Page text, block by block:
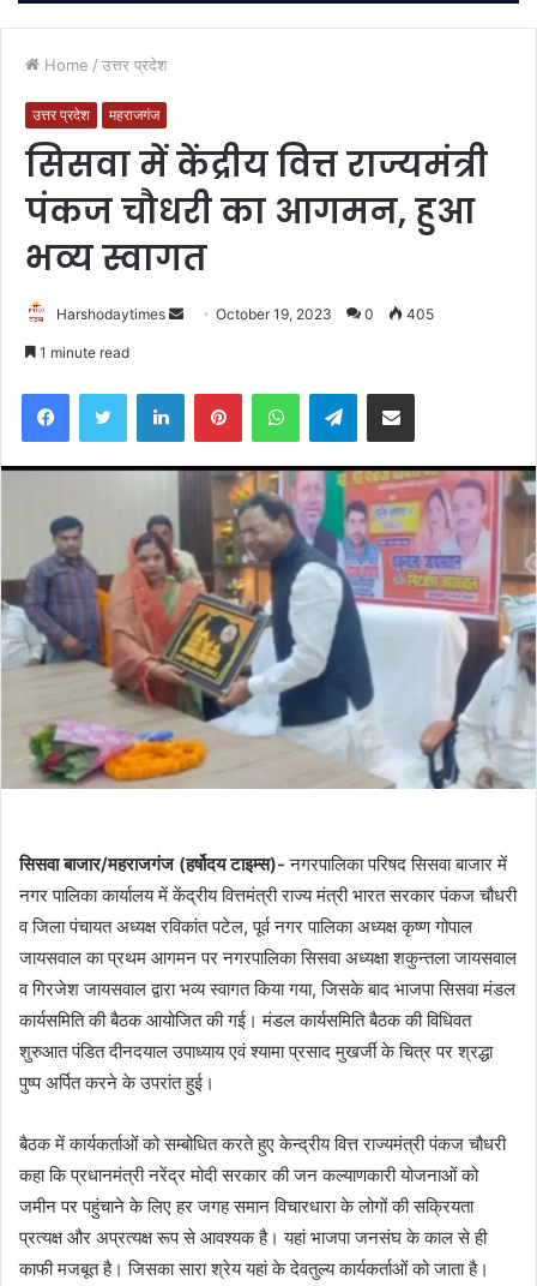
Home / उत्तर प्रदेश
उत्तर प्रदेश महराजगंज
सिसवा में केंद्रीय वित्त राज्यमंत्री
पंकज चौधरी का आगमन, हुआ
भव्य स्वागत
Harshodaytimes
SendOctober 19, 2023 0 405
1 minute read
FacebookTwitter LinkedInPinterestWhatsAppTelegramShare via Email
सिसवा बाजार/महराजगंज (हर्षोदय टाइम्स)- नगरपालिका परिषद सिसवा बाजार में
नगर पालिका कार्यालय में केंद्रीय वित्तमंत्री राज्य मंत्री भारत सरकार पंकज चौधरी
व जिला पंचायत अध्यक्ष रविकांत पटेल, पूर्व नगर पालिका अध्यक्ष कृष्ण गोपाल
जायसवाल का प्रथम आगमन पर नगरपालिका सिसवा अध्यक्षा शकुन्तला जायसवाल
व गिरजेश जायसवाल द्वारा भव्य स्वागत किया गया, जिसके बाद भाजपा सिसवा मंडल
कार्यसमिति की बैठक आयोजित की गई। मंडल कार्यसमिति बैठक की विधिवत
शुरुआत पंडित दीनदयाल उपाध्याय एवं श्यामा प्रसाद मुखर्जी के चित्र पर श्रद्धा
पुष्प अर्पित करने के उपरांत हुई।
बैठक में कार्यकर्ताओं को सम्बोधित करते हुए केन्द्रीय वित्त राज्यमंत्री पंकज चौधरी
कहा कि प्रधानमंत्री नरेंद्र मोदी सरकार की जन कल्याणकारी योजनाओं को
जमीन पर पहुंचाने के लिए हर जगह समान विचारधारा के लोगों की सक्रियता
प्रत्यक्ष और अप्रत्यक्ष रूप से आवश्यक है। यहां भाजपा जनसंघ के काल से ही
काफी मजबूत है। जिसका सारा श्रेय यहां के देवतुल्य कार्यकर्ताओं को जाता है।